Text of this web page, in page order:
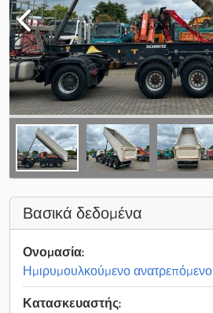
Βασικά δεδομένα
Ονομασία:
Ημιρυμουλκούμενο ανατρεπόμενο
Κατασκευαστής: